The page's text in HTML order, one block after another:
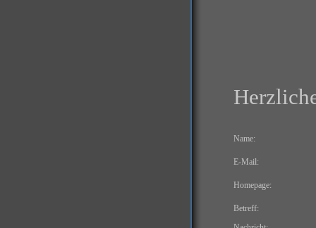
Name:
E-Mail:
Homepage:
Betreff: